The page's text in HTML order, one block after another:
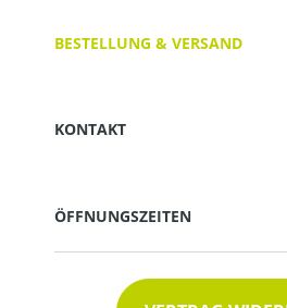
BESTELLUNG & VERSAND
KONTAKT
ÖFFNUNGSZEITEN